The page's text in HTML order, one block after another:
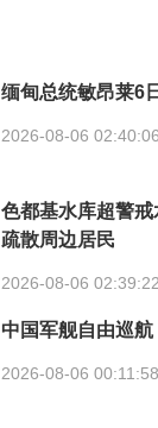
缅甸总统敏昂莱6
2026-08-06 02:40:06
色都基水库超警
疏散周边居民
2026-08-06 02:39:22
中国军舰自由巡
2026-08-06 00:11:58